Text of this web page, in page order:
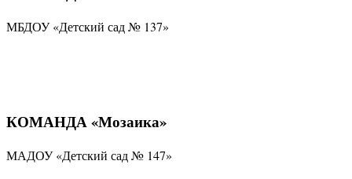
МБДОУ «Детский сад № 137»
КОМАНДА «Мозаика»
МАДОУ «Детский сад № 147»